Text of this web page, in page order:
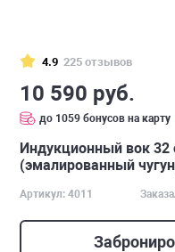
4.9 225 отзывов
10 590 руб.
до 1059 бонусов на карту
Индукционный вок 32
(эмалированный
Артикул: 4011